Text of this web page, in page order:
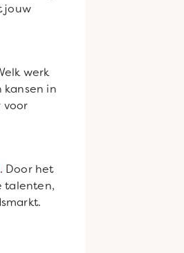
jouw
werk
kansen in
voor
. Door het
talenten,